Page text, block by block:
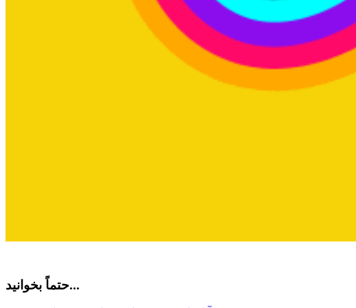
حتماً بخوانید...